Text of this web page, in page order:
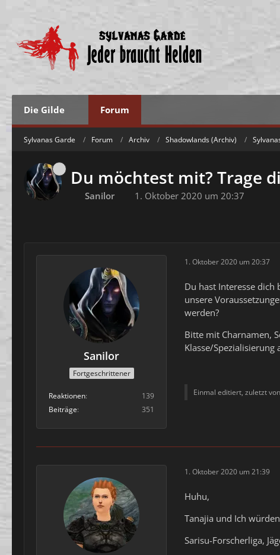
Die Gilde Forum
Sylvanas Garde Forum Archiv Shadowlands (Archiv)
Du möchtest mit? Trage
Sanilor 1. Oktober 2020 um 20:37
Sanilor
Fortgeschrittener
Reaktionen
139
Beiträge
351
1. Oktober 2020 um 20:37
Du hast Interesse dich
unsere
werden?
Bitte mit Charnamen,
Klasse/Spezialisierung
Einmal editiert, zuletzt von
1. Oktober 2020 um 21:39
Huhu,
Tanajia und Ich
Sarisu-Forscherliga,